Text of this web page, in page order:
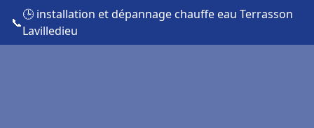
📞
🕒 installation et dépannage chauffe eau Terrasson
Lavilledieu